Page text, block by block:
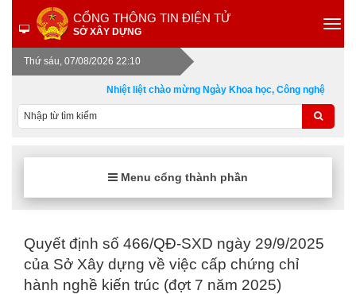
CỔNG THÔNG TIN ĐIỆN TỬ
SỞ XÂY DỰNG
Thứ sáu, 07/08/2026 22:10
Nhiệt liệt chào mừng Ngày Khoa học, Công nghệ và
Menu cổng thành phần
Quyết định số 466/QĐ-SXD ngày 29/9/2025
của Sở Xây dựng về việc cấp chứng chỉ
hành nghề kiến trúc (đợt 7 năm 2025)